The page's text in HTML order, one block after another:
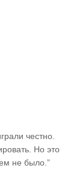
честно.
Но это
не было.”